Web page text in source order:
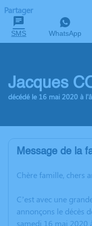
Partager
SMS WhatsApp
Jacques
décédé le 16 mai 2020 à
Message de la
Chère famille, chers
C’est avec une
annonçons le décès
samedi 16 mai 2020